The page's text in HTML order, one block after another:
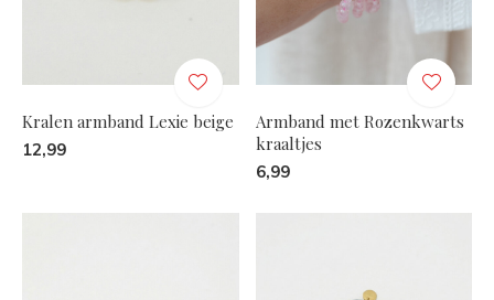
Kralen armband Lexie beige
12,99
Armband met Rozenkwarts
kraaltjes
6,99